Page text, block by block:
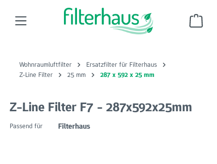
Zum Hauptinhalt springen
Wohnraumluftfilter
Ersatzfilter für Filterhaus
Z-Line Filter
25 mm 287 x 592 x 25 mm
Z-Line Filter F7 - 287x592x25mm
Passend für Filterhaus